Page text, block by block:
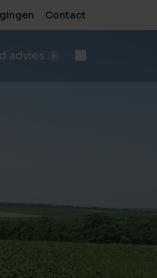
Contact
advies
advies